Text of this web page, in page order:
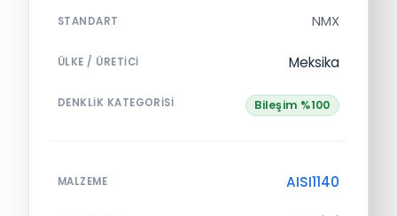
STANDART NMX
ÜLKE / ÜRETICI Meksika
DENKLIK KATEGORISI Bileşim %100
MALZEME AISI1140